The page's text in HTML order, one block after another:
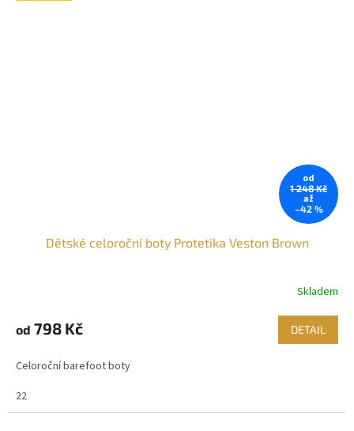
od
1 248 Kč
až
–42 %
Dětské celoroční boty Protetika Veston Brown
Skladem
od 798 Kč DETAIL
Celoroční barefoot boty
22